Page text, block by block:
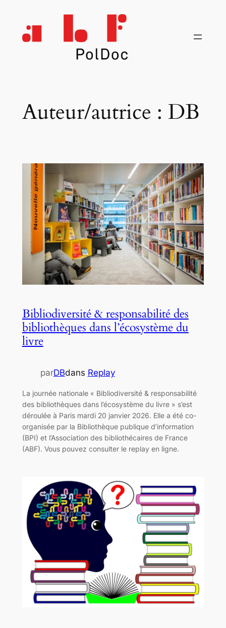
contenu
Auteur/autrice : DB
Bibliodiversité & responsabilité des
bibliothèques dans l’écosystème du
livre
parDBdans Replay
La journée nationale « Bibliodiversité & responsabilité
des bibliothèques dans l’écosystème du livre » s’est
déroulée à Paris mardi 20 janvier 2026. Elle a été co-
organisée par la Bibliothèque publique d’information
(BPI) et l’Association des bibliothécaires de France
(ABF). Vous pouvez consulter le replay en ligne.